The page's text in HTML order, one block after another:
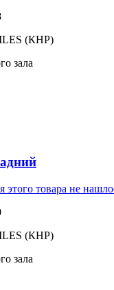
(КНР)
зала
(КНР)
зала